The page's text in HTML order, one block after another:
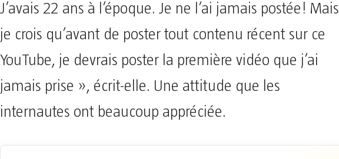
J’avais 22 ans à l’époque. Je ne l’ai jamais postée! Mais
je crois qu’avant de poster tout contenu récent sur ce
YouTube, je devrais poster la première vidéo que j’ai
jamais prise », écrit-elle. Une attitude que les
internautes ont beaucoup appréciée.